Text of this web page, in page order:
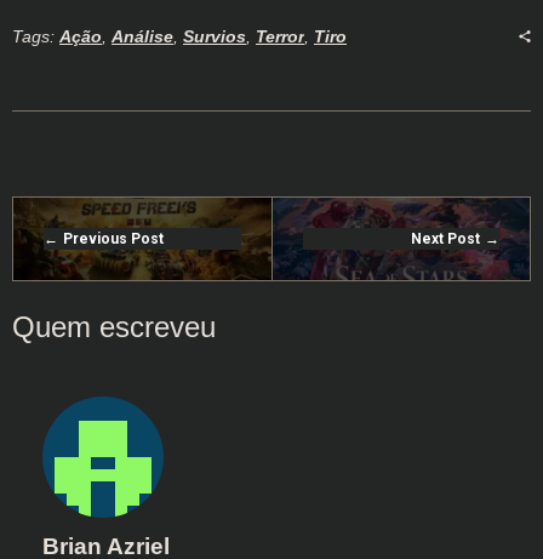
Tags: Ação Análise Survios Terror Tiro
Previous Post Next Post
Brian Azriel